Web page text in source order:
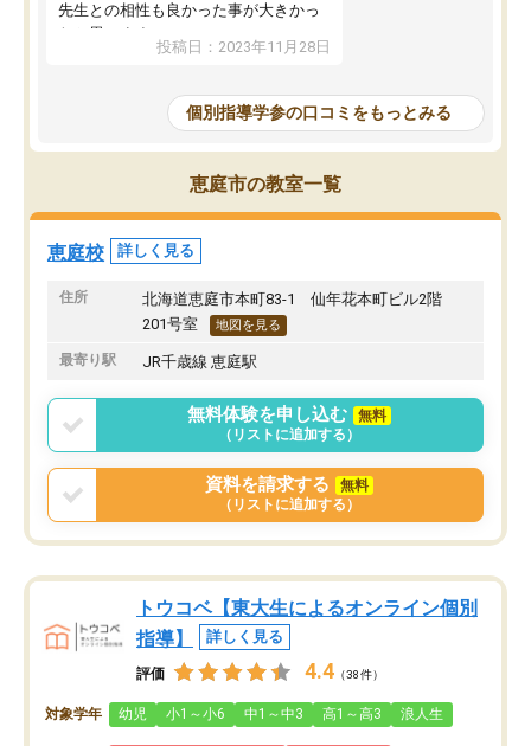
先生との相性も良かった事が大きかっ
たと思います。
投稿日：2023年11月28日
個別指導学参の口コミをもっとみる
恵庭市の教室一覧
恵庭校 詳しく見る
住所
北海道恵庭市本町83-1 仙年花本町ビル2階
201号室
地図を見る
最寄り駅 JR千歳線 恵庭駅
無料体験を申し込む
無料
（リストに追加する）
資料を請求する
無料
（リストに追加する）
トウコベ【東大生によるオンライン個別
指導】
詳しく見る
評価 4.4 （38件）
対象学年 幼児 小1～小6 中1～中3 高1～高3 浪人生